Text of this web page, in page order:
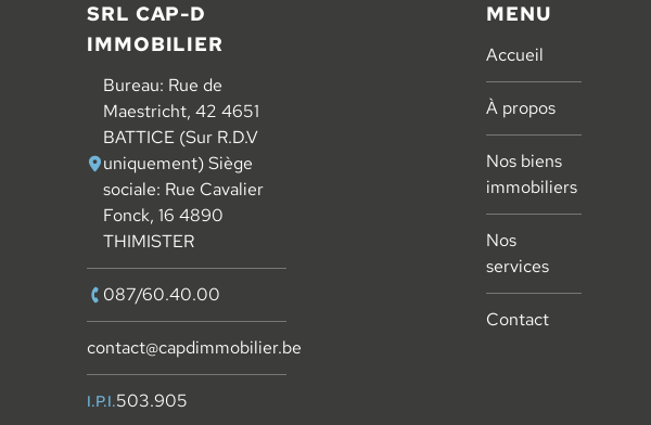
SRL CAP-D
IMMOBILIER
Bureau: Rue de
Maestricht, 42 4651
BATTICE (Sur R.D.V
uniquement) Siège
sociale: Rue Cavalier
Fonck, 16 4890
THIMISTER
087/60.40.00
contact@capdimmobilier.be
I.P.I.503.905
MENU
Accueil
À propos
Nos biens
immobiliers
Nos
services
Contact